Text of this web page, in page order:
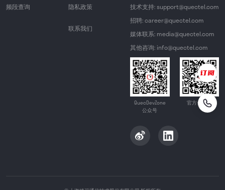
频段查询
隐私政策
联系我们
技术支持: support@quectel.com
招聘: career@quectel.com
媒体联系: media@quectel.com
其他咨询: info@quectel.com
QuecDevZone
公众号
官方公众号